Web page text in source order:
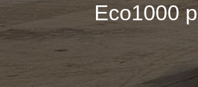
Eco1000